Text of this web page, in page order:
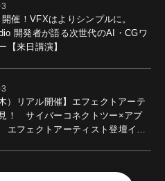
催！VFXはよりシンプルに。
開発者が語る次世代のAI・CGワ
【来日講演】
）リアル開催】エフェクトアーテ
！ サイバーコネクトツー×アプ
エフェクトアーティスト登壇イベ